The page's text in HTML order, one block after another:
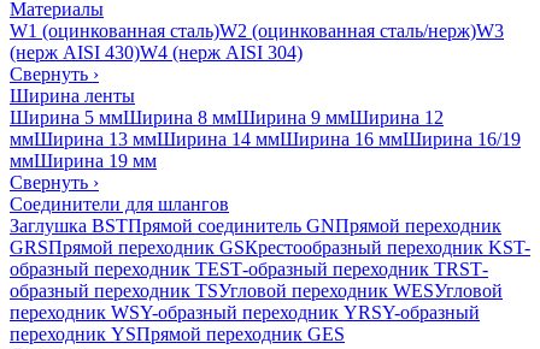
Материалы
W1 (оцинкованная сталь)W2 (оцинкованная сталь/нерж)W3
(нерж AISI 430)W4 (нерж AISI 304)
Свернуть ›
Ширина ленты
Ширина 5 ммШирина 8 ммШирина 9 ммШирина 12
ммШирина 13 ммШирина 14 ммШирина 16 ммШирина 16/19
ммШирина 19 мм
Свернуть ›
Соединители для шлангов
Заглушка BSTПрямой соединитель GNПрямой переходник
GRSПрямой переходник GSКрестообразный переходник KST-
образный переходник TESТ-образный переходник TRSТ-
образный переходник TSУгловой переходник WESУгловой
переходник WSY-образный переходник YRSY-образный
переходник YSПрямой переходник GES